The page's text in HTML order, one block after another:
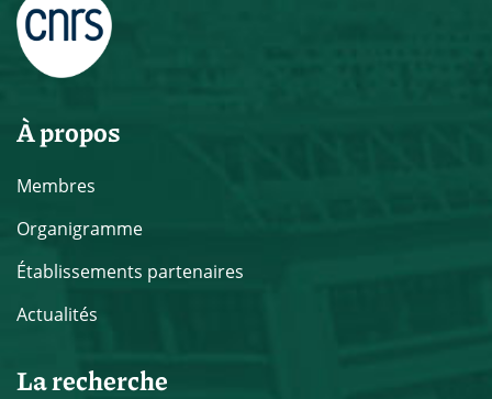
À propos
Membres
Organigramme
Établissements partenaires
Actualités
La recherche